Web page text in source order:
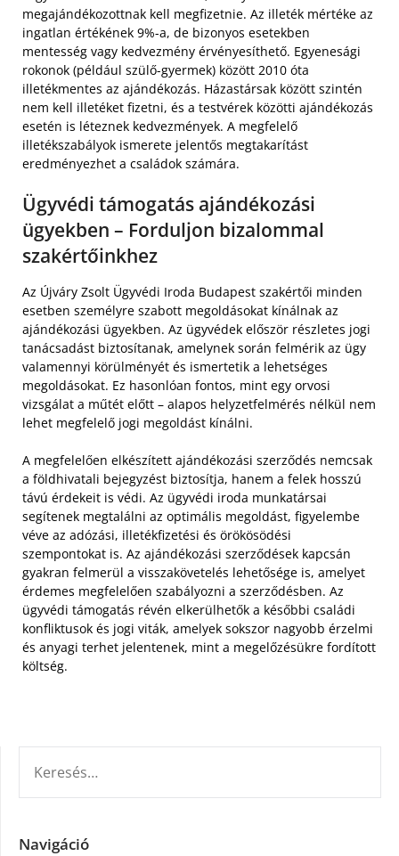
megajándékozottnak kell megfizetnie. Az illeték mértéke az
ingatlan értékének 9%-a, de bizonyos esetekben
mentesség vagy kedvezmény érvényesíthető. Egyenesági
rokonok (például szülő-gyermek) között 2010 óta
illetékmentes az ajándékozás. Házastársak között szintén
nem kell illetéket fizetni, és a testvérek közötti ajándékozás
esetén is léteznek kedvezmények. A megfelelő
illetékszabályok ismerete jelentős megtakarítást
eredményezhet a családok számára.
Ügyvédi támogatás ajándékozási
ügyekben – Forduljon bizalommal
szakértőinkhez
Az Újváry Zsolt Ügyvédi Iroda Budapest szakértői minden
esetben személyre szabott megoldásokat kínálnak az
ajándékozási ügyekben. Az ügyvédek először részletes jogi
tanácsadást biztosítanak, amelynek során felmérik az ügy
valamennyi körülményét és ismertetik a lehetséges
megoldásokat. Ez hasonlóan fontos, mint egy orvosi
vizsgálat a műtét előtt – alapos helyzetfelmérés nélkül nem
lehet megfelelő jogi megoldást kínálni.
A megfelelően elkészített ajándékozási szerződés nemcsak
a földhivatali bejegyzést biztosítja, hanem a felek hosszú
távú érdekeit is védi. Az ügyvédi iroda munkatársai
segítenek megtalálni az optimális megoldást, figyelembe
véve az adózási, illetékfizetési és örökösödési
szempontokat is. Az ajándékozási szerződések kapcsán
gyakran felmerül a visszakövetelés lehetősége is, amelyet
érdemes megfelelően szabályozni a szerződésben. Az
ügyvédi támogatás révén elkerülhetők a későbbi családi
konfliktusok és jogi viták, amelyek sokszor nagyobb érzelmi
és anyagi terhet jelentenek, mint a megelőzésükre fordított
költség.
Navigáció